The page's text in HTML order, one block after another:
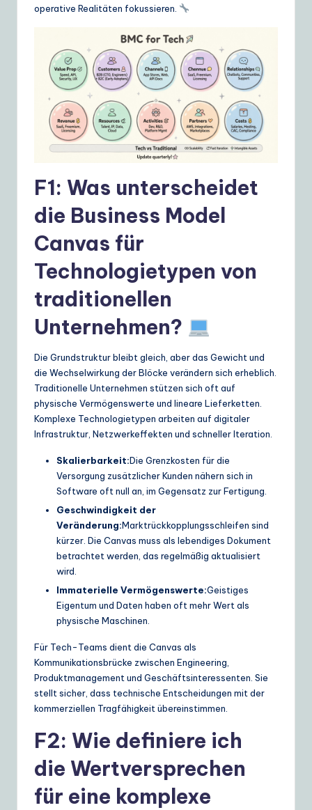
d
ft
w
o
lu
ti
o
operative Realitäten fokussieren.
F1: Was unterscheidet
die Business Model
Canvas für
Technologietypen von
traditionellen
Unternehmen?
Die Grundstruktur bleibt gleich, aber das Gewicht und
die Wechselwirkung der Blöcke verändern sich erheblich.
Traditionelle Unternehmen stützen sich oft auf
physische Vermögenswerte und lineare Lieferketten.
Komplexe Technologietypen arbeiten auf digitaler
Infrastruktur, Netzwerkeffekten und schneller Iteration.
Skalierbarkeit:Die Grenzkosten für die
Versorgung zusätzlicher Kunden nähern sich in
Software oft null an, im Gegensatz zur Fertigung.
Geschwindigkeit der
Veränderung:Marktrückkopplungsschleifen sind
kürzer. Die Canvas muss als lebendiges Dokument
betrachtet werden, das regelmäßig aktualisiert
wird.
Immaterielle Vermögenswerte:Geistiges
Eigentum und Daten haben oft mehr Wert als
physische Maschinen.
Für Tech-Teams dient die Canvas als
Kommunikationsbrücke zwischen Engineering,
Produktmanagement und Geschäftsinteressenten. Sie
stellt sicher, dass technische Entscheidungen mit der
kommerziellen Tragfähigkeit übereinstimmen.
F2: Wie definiere ich
die Wertversprechen
für eine komplexe